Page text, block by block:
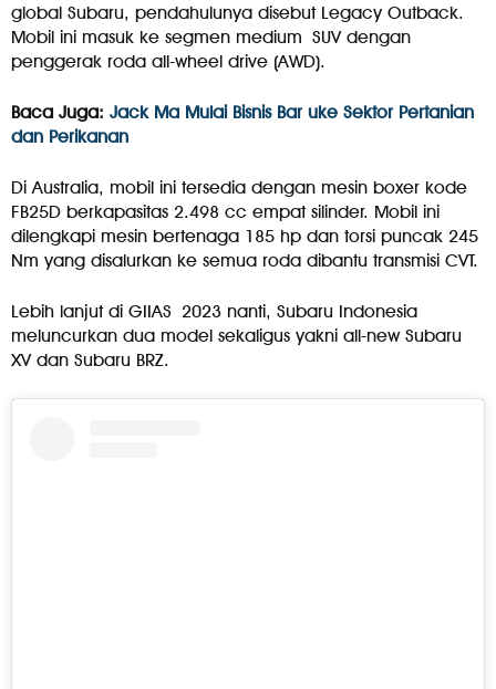
global Subaru, pendahulunya disebut Legacy Outback.
Mobil ini masuk ke segmen medium SUV dengan
penggerak roda all-wheel drive (AWD).
Baca Juga: Jack Ma Mulai Bisnis Bar uke Sektor Pertanian
dan Perikanan
Di Australia, mobil ini tersedia dengan mesin boxer kode
FB25D berkapasitas 2.498 cc empat silinder. Mobil ini
dilengkapi mesin bertenaga 185 hp dan torsi puncak 245
Nm yang disalurkan ke semua roda dibantu transmisi CVT.
Lebih lanjut di GIIAS 2023 nanti, Subaru Indonesia
meluncurkan dua model sekaligus yakni all-new Subaru
XV dan Subaru BRZ.